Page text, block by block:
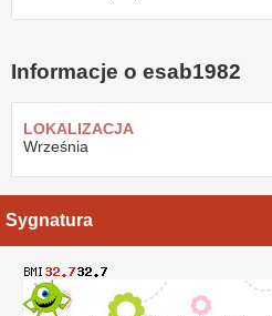
Informacje o esab1982
LOKALIZACJA
Września
Sygnatura